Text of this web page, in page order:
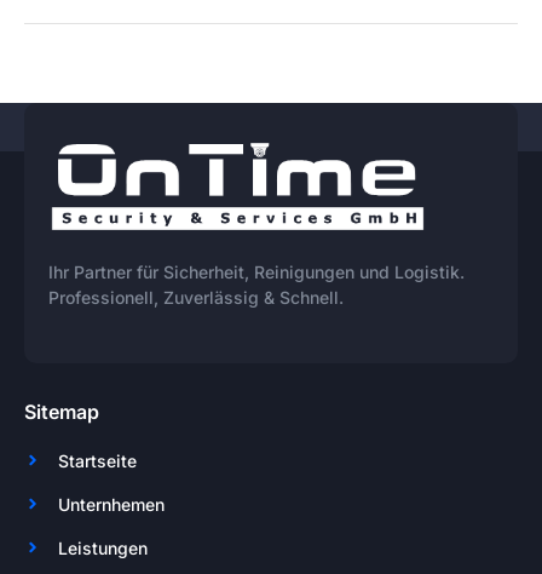
Ihr Partner für Sicherheit, Reinigungen und Logistik.
Professionell, Zuverlässig & Schnell.
Sitemap
Startseite
Unternhemen
Leistungen